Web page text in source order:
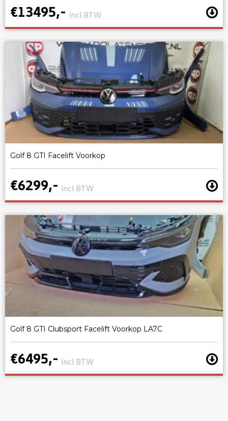
€13495,- incl BTW
Golf 8 GTI Facelift Voorkop
€6299,- incl BTW
Golf 8 GTI Clubsport Facelift Voorkop LA7C
€6495,- incl BTW